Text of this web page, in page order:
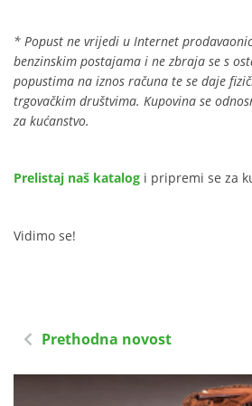
* Popust ne vrijedi u Internet
benzinskim postajama i ne zbraja se s
popustima na iznos računa te se daje
trgovačkim društvima. Kupovina se
za kućanstvo.
Prelistaj naš katalog i pripremi se za
Vidimo se!
Prethodna novost